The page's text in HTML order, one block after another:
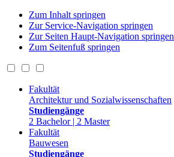
Zum Inhalt springen
Zur Service-Navigation springen
Zur Seiten Haupt-Navigation springen
Zum Seitenfuß springen
Fakultät
Architektur und Sozialwissenschaften
Studiengänge
2 Bachelor | 2 Master
Fakultät
Bauwesen
Studiengänge